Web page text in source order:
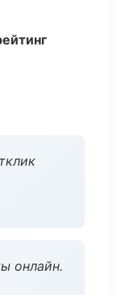
онлайн.